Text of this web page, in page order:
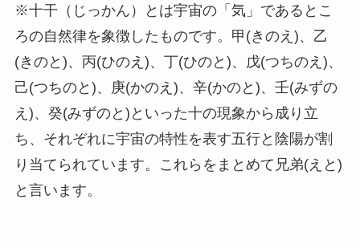
※十干（じっかん）とは宇宙の「気」であるとこ
ろの自然律を象徴したものです。甲(きのえ)、乙
(きのと)、丙(ひのえ)、丁(ひのと)、戊(つちのえ)、
己(つちのと)、庚(かのえ)、辛(かのと)、壬(みずの
え)、癸(みずのと)といった十の現象から成り立
ち、それぞれに宇宙の特性を表す五行と陰陽が割
り当てられています。これらをまとめて兄弟(えと)
と言います。